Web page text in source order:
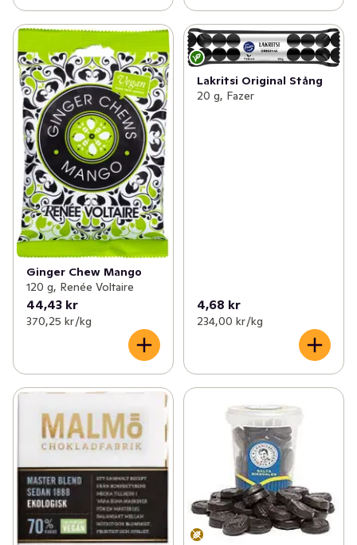
Ginger Chew Mango
120 g, Renée Voltaire
44,43 kr
370,25 kr /kg
Lakritsi Original Stång
20 g, Fazer
4,68 kr
234,00 kr /kg